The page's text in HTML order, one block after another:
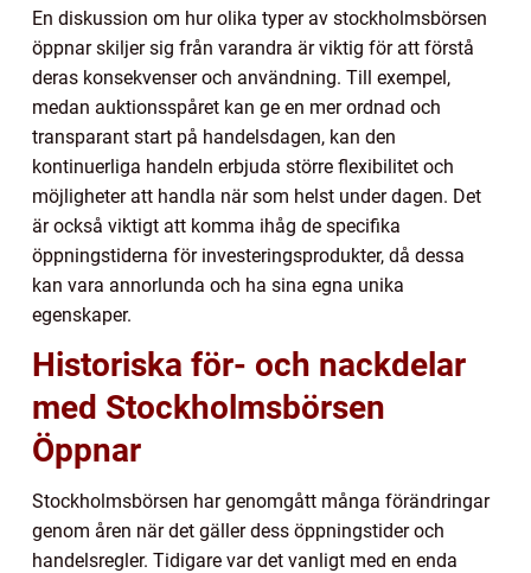
En diskussion om hur olika typer av stockholmsbörsen
öppnar skiljer sig från varandra är viktig för att förstå
deras konsekvenser och användning. Till exempel,
medan auktionsspåret kan ge en mer ordnad och
transparant start på handelsdagen, kan den
kontinuerliga handeln erbjuda större flexibilitet och
möjligheter att handla när som helst under dagen. Det
är också viktigt att komma ihåg de specifika
öppningstiderna för investeringsprodukter, då dessa
kan vara annorlunda och ha sina egna unika
egenskaper.
Historiska för- och nackdelar
med Stockholmsbörsen
Öppnar
Stockholmsbörsen har genomgått många förändringar
genom åren när det gäller dess öppningstider och
handelsregler. Tidigare var det vanligt med en enda